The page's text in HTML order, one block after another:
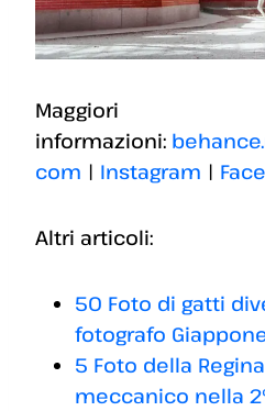
Maggiori
informazioni:
com | Instagram |
Altri articoli:
50 Foto di gatti
fotografo
5 Foto della
meccanico nella